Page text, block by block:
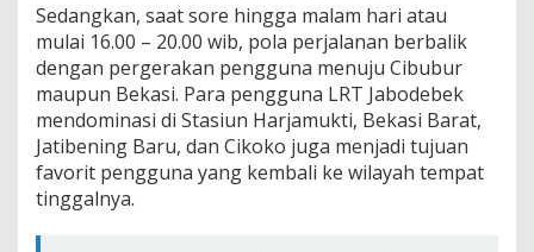
Sedangkan, saat sore hingga malam hari atau
mulai 16.00 – 20.00 wib, pola perjalanan berbalik
dengan pergerakan pengguna menuju Cibubur
maupun Bekasi. Para pengguna LRT Jabodebek
mendominasi di Stasiun Harjamukti, Bekasi Barat,
Jatibening Baru, dan Cikoko juga menjadi tujuan
favorit pengguna yang kembali ke wilayah tempat
tinggalnya.